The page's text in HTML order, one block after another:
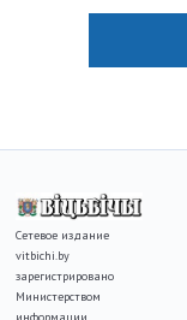
Сетевое издание
vitbichi.by
зарегистрировано
Министерством